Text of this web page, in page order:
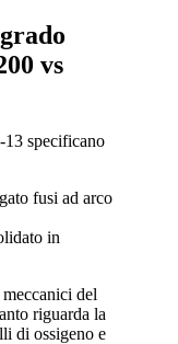
vs
specificano
fusi ad arco
in
del
riguarda la
di ossigeno e